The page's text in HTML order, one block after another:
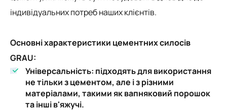
індивідуальних потреб наших клієнтів.
Основні характеристики цементних силосів
GRAU:
Універсальність: підходять для використання
не тільки з цементом, але і з різними
матеріалами, такими як вапняковий порошок
та інші в'яжучі.